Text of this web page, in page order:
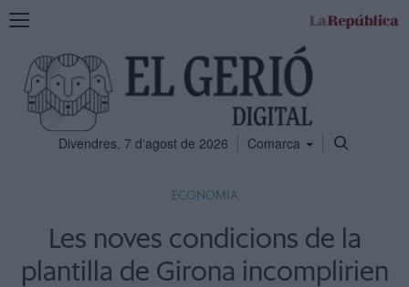
Mostra
navegació
Divendres, 7 d'agost de 2026 Comarca
ECONOMIA
Les noves condicions de la
plantilla de Girona incomplirien